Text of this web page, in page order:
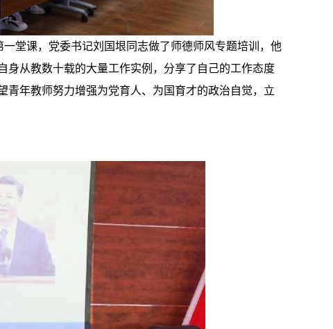
堂课，党委书记刘国垠同志做了师德师风专题培训，他
从教数十载的大量工作实例，分享了自己的工作态度
年教师努力增强为党育人、为国育才的政治自觉，立